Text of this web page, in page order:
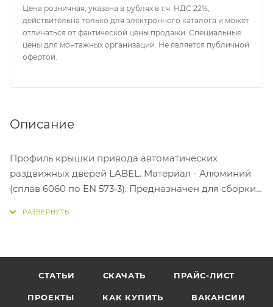
Цена розничная, указана в рублях в т.ч. НДС 22%,
действительна только для электронного каталога и может
отличаться от фактической цены продажи. Специальные
цены для монтажных организаций. Не является публичной
офертой.
Описание
Профиль крышки привода автоматических
раздвижных дверей LABEL. Материал - Алюминий
(сплав 6060 по EN 573‐3). Предназначен для сборки
СТАТЬИ СКАЧАТЬ ПРАЙС-ЛИСТ
ПРОЕКТЫ КАК КУПИТЬ ВАКАНСИИ